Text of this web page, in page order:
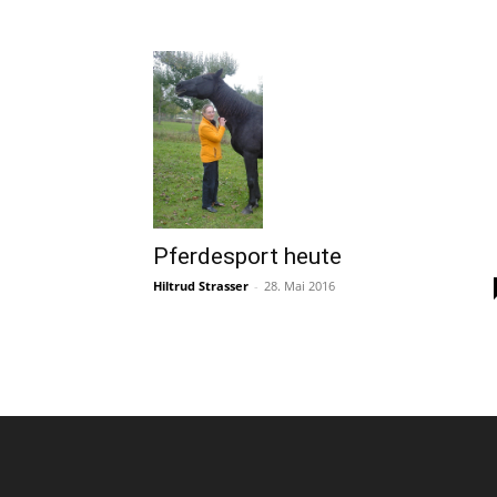
Pferdesport heute
Hiltrud Strasser - 28. Mai 2016